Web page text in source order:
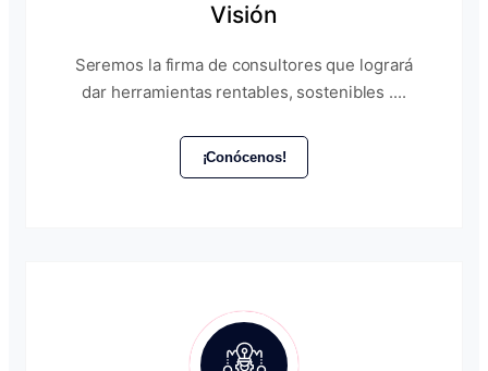
Visión
Seremos la firma de consultores que logrará
dar herramientas rentables, sostenibles ....
¡Conócenos!